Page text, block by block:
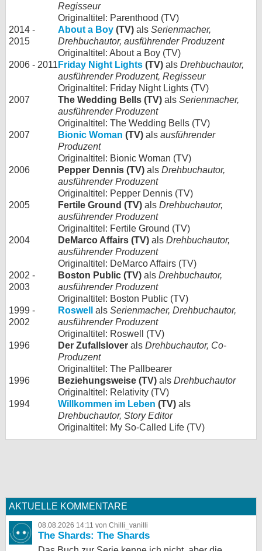
Regisseur
Originaltitel: Parenthood (TV)
2014 -
2015
About a Boy (TV) als Serienmacher,
Drehbuchautor, ausführender Produzent
Originaltitel: About a Boy (TV)
2006 - 2011 Friday Night Lights (TV) als Drehbuchautor,
ausführender Produzent, Regisseur
Originaltitel: Friday Night Lights (TV)
2007
The Wedding Bells (TV) als Serienmacher,
ausführender Produzent
Originaltitel: The Wedding Bells (TV)
2007
Bionic Woman (TV) als ausführender
Produzent
Originaltitel: Bionic Woman (TV)
2006
Pepper Dennis (TV) als Drehbuchautor,
ausführender Produzent
Originaltitel: Pepper Dennis (TV)
2005
Fertile Ground (TV) als Drehbuchautor,
ausführender Produzent
Originaltitel: Fertile Ground (TV)
2004
DeMarco Affairs (TV) als Drehbuchautor,
ausführender Produzent
Originaltitel: DeMarco Affairs (TV)
2002 -
2003
Boston Public (TV) als Drehbuchautor,
ausführender Produzent
Originaltitel: Boston Public (TV)
1999 -
2002
Roswell als Serienmacher, Drehbuchautor,
ausführender Produzent
Originaltitel: Roswell (TV)
1996
Der Zufallslover als Drehbuchautor, Co-
Produzent
Originaltitel: The Pallbearer
1996
Beziehungsweise (TV) als Drehbuchautor
Originaltitel: Relativity (TV)
1994
Willkommen im Leben (TV) als
Drehbuchautor, Story Editor
Originaltitel: My So-Called Life (TV)
AKTUELLE KOMMENTARE
08.08.2026 14:11 von Chilli_vanilli
The Shards: The Shards